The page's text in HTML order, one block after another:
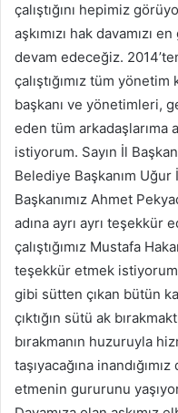
çalıştığını hepimiz
aşkımızı hak davamızı
devam edeceğiz.
çalıştığımız tüm
başkanı ve yönetimleri,
eden tüm arkadaşlarıma
istiyorum. Sayın İl
Belediye Başkanım
Başkanımız Ahmet
adına ayrı ayrı teşekkür
çalıştığımız Mustafa
teşekkür etmek
gibi sütten çıkan bütün
çıktığın sütü ak
bırakmanın huzuruyla
taşıyacağına
etmenin gururunu